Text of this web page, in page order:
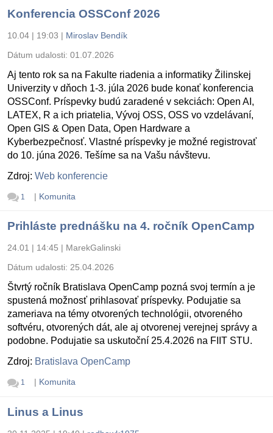
Konferencia OSSConf 2026
10.04 | 19:03 | Miroslav Bendík
Dátum udalosti: 01.07.2026
Aj tento rok sa na Fakulte riadenia a informatiky Žilinskej
Univerzity v dňoch 1-3. júla 2026 bude konať konferencia
OSSConf. Príspevky budú zaradené v sekciách: Open AI,
LATEX, R a ich priatelia, Vývoj OSS, OSS vo vzdelávaní,
Open GIS & Open Data, Open Hardware a
Kyberbezpečnosť. Vlastné príspevky je možné registrovať
do 10. júna 2026. Tešíme sa na Vašu návštevu.
Zdroj: Web konferencie
1 | Komunita
Prihláste prednášku na 4. ročník OpenCamp
24.01 | 14:45 | MarekGalinski
Dátum udalosti: 25.04.2026
Štvrtý ročník Bratislava OpenCamp pozná svoj termín a je
spustená možnosť prihlasovať príspevky. Podujatie sa
zameriava na témy otvorených technológii, otvoreného
softvéru, otvorených dát, ale aj otvorenej verejnej správy a
podobne. Podujatie sa uskutoční 25.4.2026 na FIIT STU.
Zdroj: Bratislava OpenCamp
1 | Komunita
Linus a Linus